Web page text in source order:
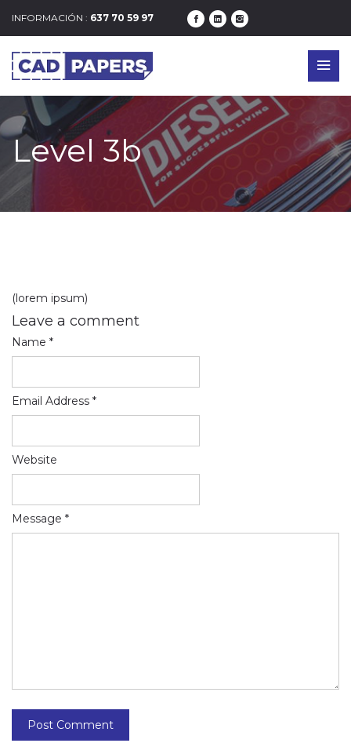
INFORMACIÓN : 637 70 59 97
Level 3b
(lorem ipsum)
Leave a comment
Name *
Email Address *
Website
Message *
Post Comment